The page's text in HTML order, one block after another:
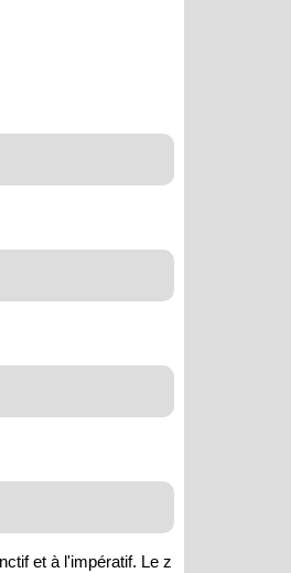
et à l'impératif. Le z